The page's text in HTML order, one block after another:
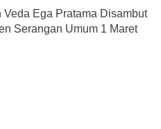
Ega Pratama Disambut
Serangan Umum 1 Maret